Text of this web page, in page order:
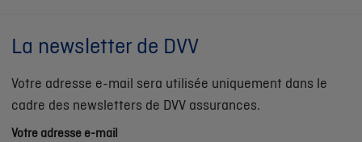
La newsletter de DVV
Votre adresse e-mail sera utilisée uniquement dans le
cadre des newsletters de DVV assurances.
Votre adresse e-mail